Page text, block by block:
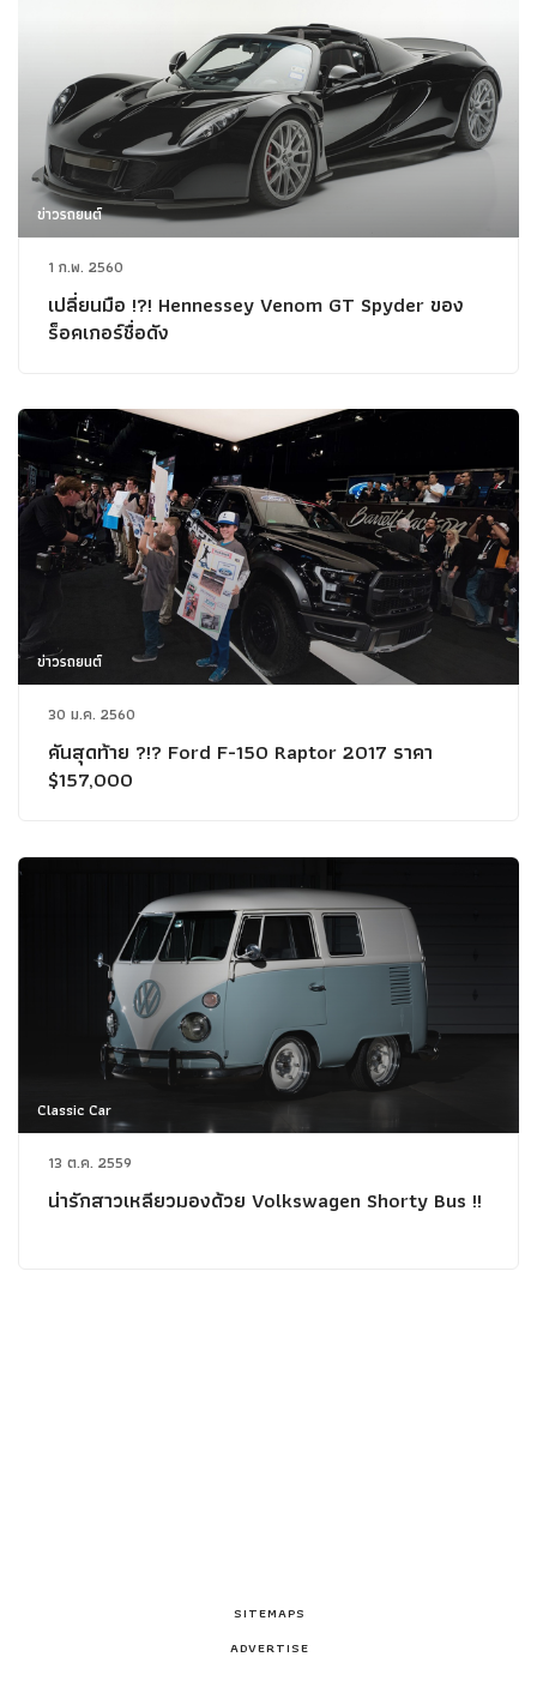
ข่าวรถยนต์
1 ก.พ. 2560
เปลี่ยนมือ !?! Hennessey Venom GT Spyder ของ
ร็อคเกอร์ชื่อดัง
ข่าวรถยนต์
30 ม.ค. 2560
คันสุดท้าย ?!? Ford F-150 Raptor 2017 ราคา
$157,000
Classic Car
13 ต.ค. 2559
น่ารักสาวเหลียวมองด้วย Volkswagen Shorty Bus !!
SITEMAPS
ADVERTISE